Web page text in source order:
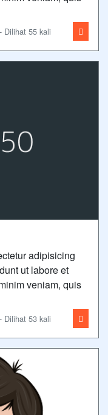
Dilihat 55 kali
adipisicing
ut labore et
veniam, quis
Dilihat 53 kali